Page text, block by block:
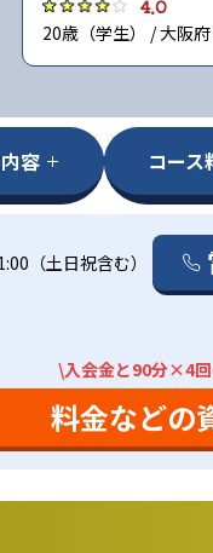
4.0
20歳（学生） / 大阪
容 コース
（土日祝含む）
\入会金と90分×4
料金などの